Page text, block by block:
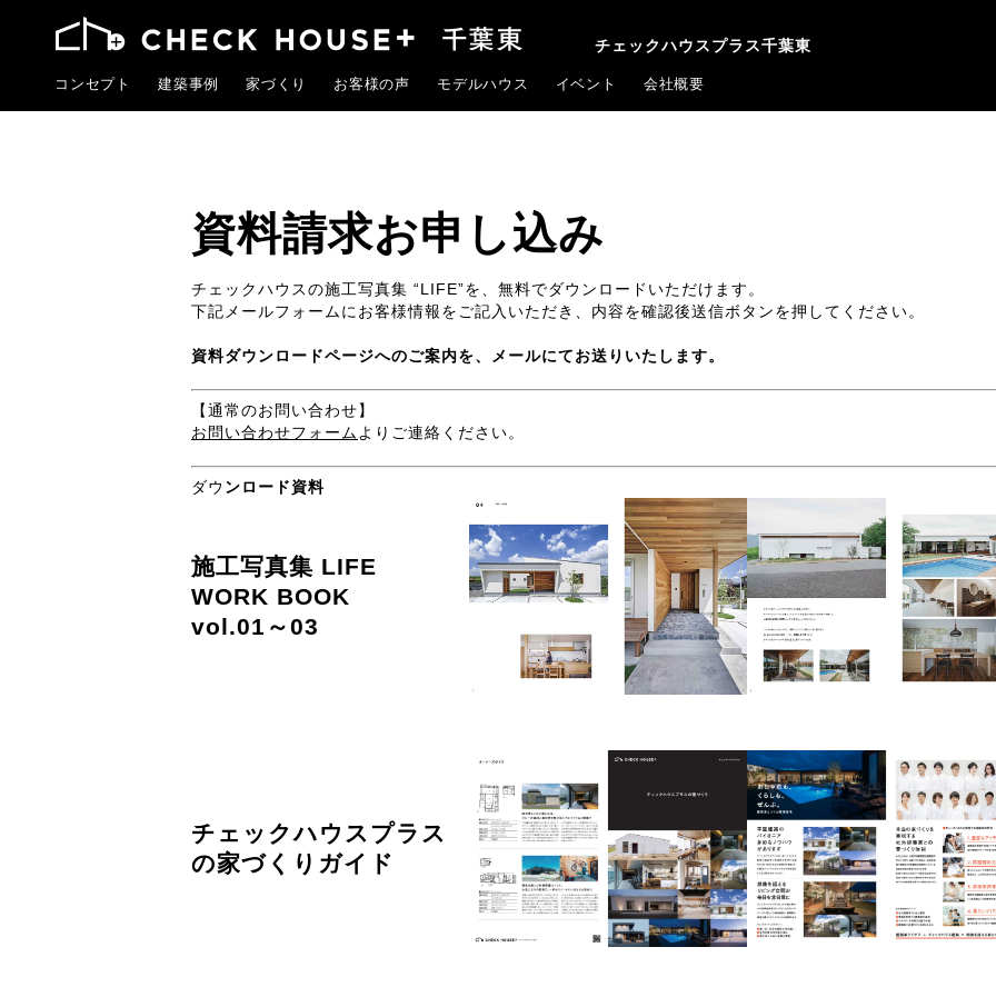
チェックハウスプラス千葉東
コンセプト 建築事例 家づくり お客様の声 モデルハウス イベント 会社概要
資料請求お申し込み
チェックハウスの施工写真集 “LIFE”を、無料でダウンロードいただけます。
下記メールフォームにお客様情報をご記入いただき、内容を確認後送信ボタンを押してください。
資料ダウンロードページへのご案内を、メールにてお送りいたします。
【通常のお問い合わせ】
お問い合わせフォーム よりご連絡ください。
ダウ ンロード資料
施工写真集 LIFE
WORK BOOK
vol.01～03
チェックハウスプラス
の家づくりガイド​